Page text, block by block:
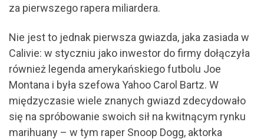
za pierwszego rapera miliardera.
Nie jest to jednak pierwsza gwiazda, jaka zasiada w
Calivie: w styczniu jako inwestor do firmy dołączyła
również legenda amerykańskiego futbolu Joe
Montana i była szefowa Yahoo Carol Bartz. W
międzyczasie wiele znanych gwiazd zdecydowało
się na spróbowanie swoich sił na kwitnącym rynku
marihuany – w tym raper Snoop Dogg, aktorka